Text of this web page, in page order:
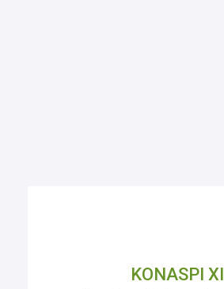
KONASPI XI